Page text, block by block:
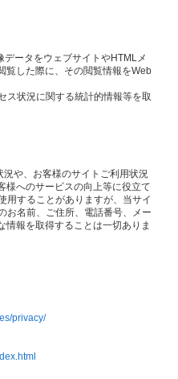
ータをウェブサイトやHTMLメ
覧した際に、その閲覧情報をWeb
ス状況に関する統計的情報等を取
や、お客様のサイトご利用状況
様へのサービスの向上等に役立て
用することがありますが、当サイ
お名前、ご住所、電話番号、メー
情報を取得することは一切ありま
privacy/